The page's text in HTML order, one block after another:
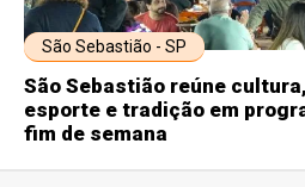
São Sebastião - SP
São Sebastião reúne
esporte e tradição em
fim de semana